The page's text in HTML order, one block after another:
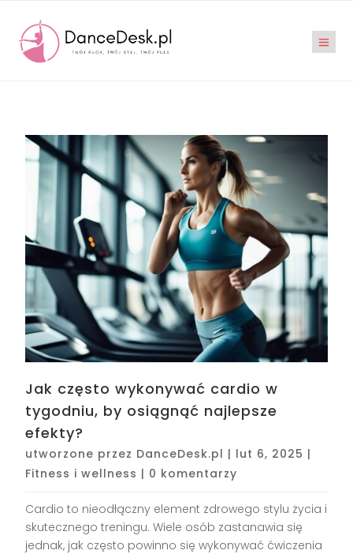
Jak często wykonywać cardio w
tygodniu, by osiągnąć najlepsze
efekty?
utworzone przez DanceDesk.pl | lut 6, 2025 |
Fitness i wellness | 0 komentarzy
Cardio to nieodłączny element zdrowego stylu życia i
skutecznego treningu. Wiele osób zastanawia się
jednak, jak często powinno się wykonywać ćwiczenia